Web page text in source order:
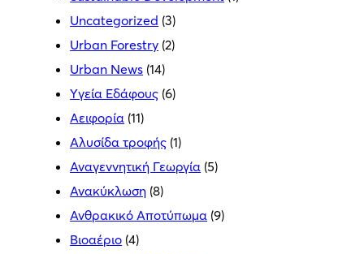
Uncategorized (3)
Urban Forestry (2)
Urban News (14)
Yγεία Εδάφους (6)
Αειφορία (11)
Αλυσίδα τροφής (1)
Αναγεννητική Γεωργία (5)
Ανακύκλωση (8)
Ανθρακικό Αποτύπωμα (9)
Βιοαέριο (4)